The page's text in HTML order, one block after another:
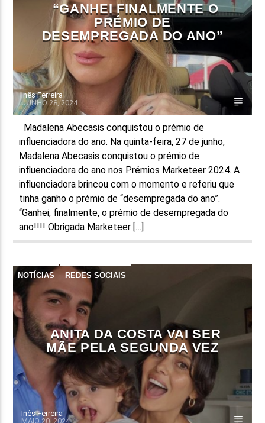
“GANHEI FINALMENTE O
PRÉMIO DE
DESEMPREGADA DO ANO”
Inês Ferreira
JUNHO 28, 2024
Madalena Abecasis conquistou o prémio de
influenciadora do ano. Na quinta-feira, 27 de junho,
Madalena Abecasis conquistou o prémio de
influenciadora do ano nos Prémios Marketeer 2024. A
influenciadora brincou com o momento e referiu que
tinha ganho o prémio de “desempregada do ano”.
“Ganhei, finalmente, o prémio de desempregada do
ano!!!! Obrigada Marketeer […]
NOTÍCIAS REDES SOCIAIS
ANITA DA COSTA VAI SER
MÃE PELA SEGUNDA VEZ
Inês Ferreira
MAIO 20, 2024